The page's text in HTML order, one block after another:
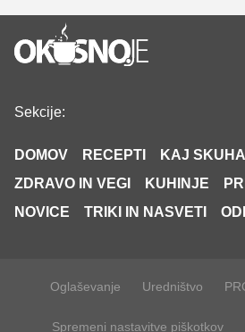
Sekcije:
DOMOV RECEPTI
KAJ
ZDRAVO IN VEGI
KUHINJE
NOVICE
TRIKI IN NASVETI
Oglaševanje Uredništvo
Spremeni nastavitve piškotkov